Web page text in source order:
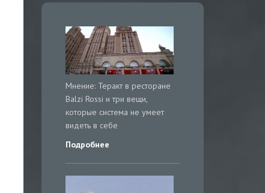
Мнение: Теракт в ресторане
Balzi Rossi и три вещи,
которые система не умеет
видеть в себе
Подробнее